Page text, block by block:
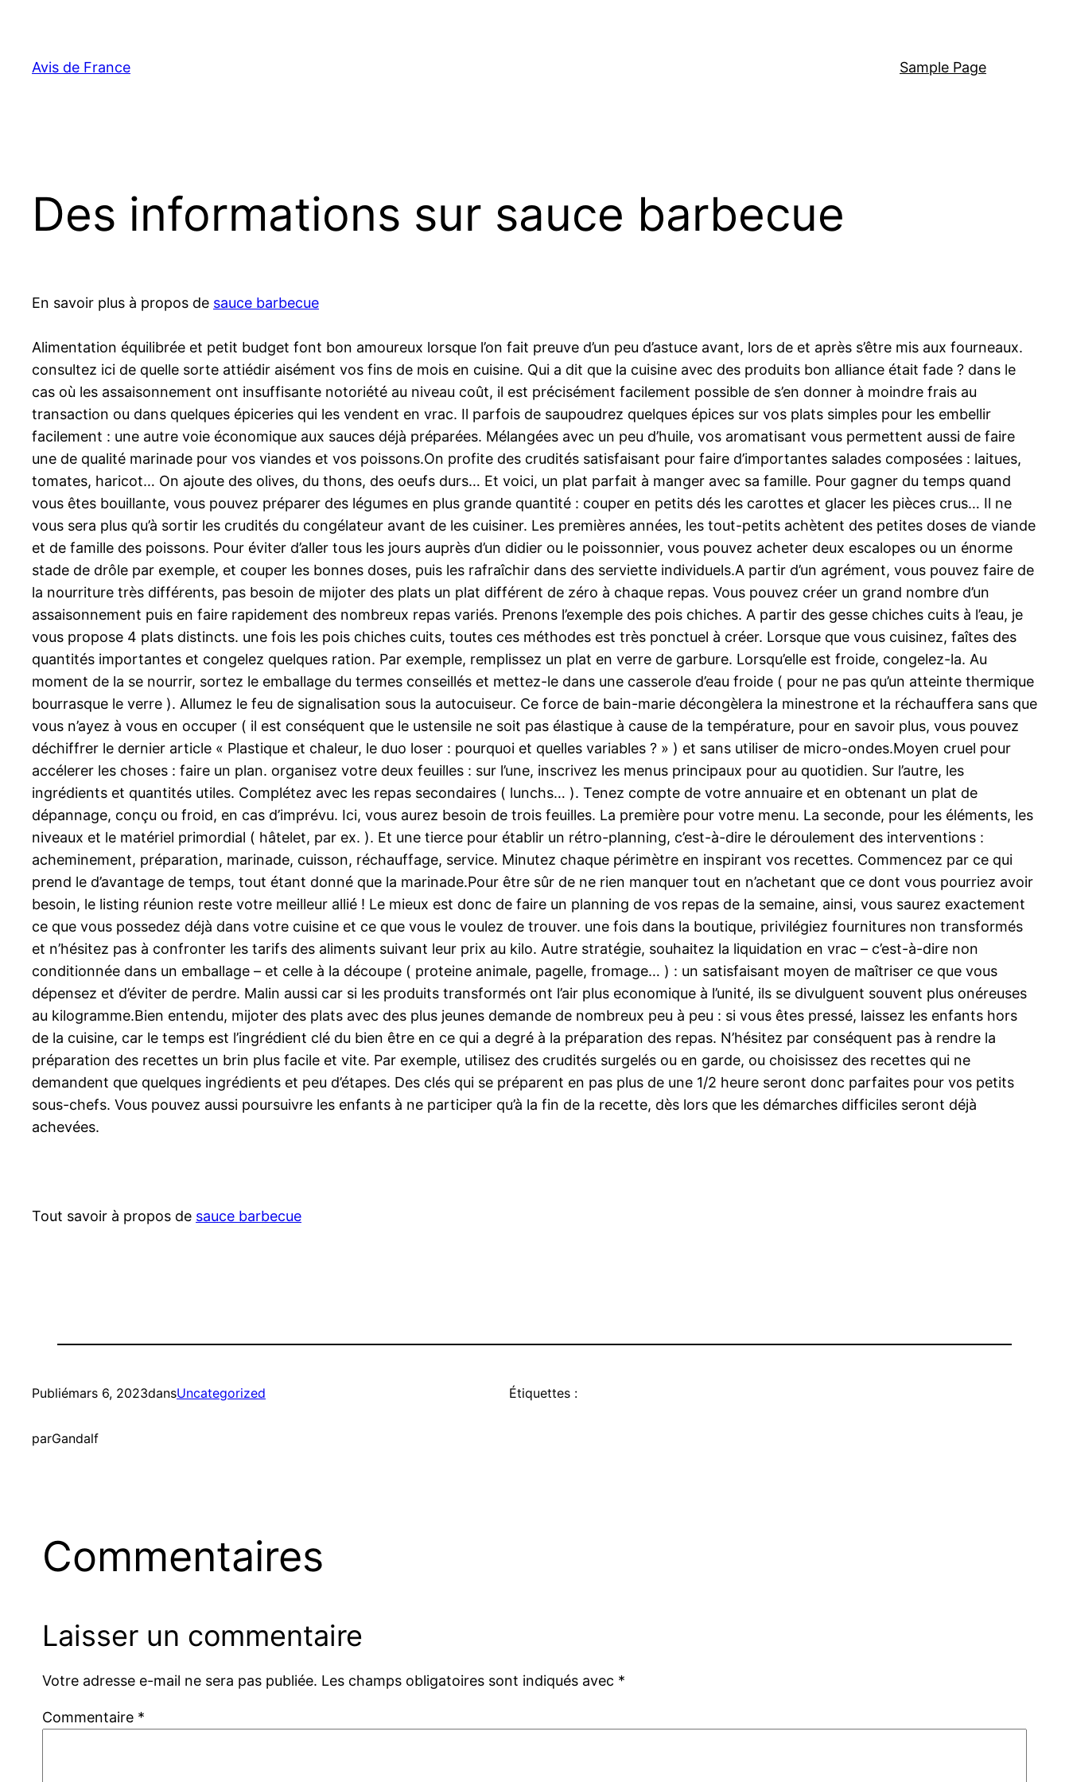
contenu
Avis de France Sample Page
Des informations sur sauce barbecue
En savoir plus à propos de sauce barbecue
Alimentation équilibrée et petit budget font bon amoureux lorsque l’on fait preuve d’un peu d’astuce avant, lors de et après s’être mis aux fourneaux.
consultez ici de quelle sorte attiédir aisément vos fins de mois en cuisine. Qui a dit que la cuisine avec des produits bon alliance était fade ? dans le
cas où les assaisonnement ont insuffisante notoriété au niveau coût, il est précisément facilement possible de s’en donner à moindre frais au
transaction ou dans quelques épiceries qui les vendent en vrac. Il parfois de saupoudrez quelques épices sur vos plats simples pour les embellir
facilement : une autre voie économique aux sauces déjà préparées. Mélangées avec un peu d’huile, vos aromatisant vous permettent aussi de faire
une de qualité marinade pour vos viandes et vos poissons.On profite des crudités satisfaisant pour faire d’importantes salades composées : laitues,
tomates, haricot… On ajoute des olives, du thons, des oeufs durs… Et voici, un plat parfait à manger avec sa famille. Pour gagner du temps quand
vous êtes bouillante, vous pouvez préparer des légumes en plus grande quantité : couper en petits dés les carottes et glacer les pièces crus… Il ne
vous sera plus qu’à sortir les crudités du congélateur avant de les cuisiner. Les premières années, les tout-petits achètent des petites doses de viande
et de famille des poissons. Pour éviter d’aller tous les jours auprès d’un didier ou le poissonnier, vous pouvez acheter deux escalopes ou un énorme
stade de drôle par exemple, et couper les bonnes doses, puis les rafraîchir dans des serviette individuels.A partir d’un agrément, vous pouvez faire de
la nourriture très différents, pas besoin de mijoter des plats un plat différent de zéro à chaque repas. Vous pouvez créer un grand nombre d’un
assaisonnement puis en faire rapidement des nombreux repas variés. Prenons l’exemple des pois chiches. A partir des gesse chiches cuits à l’eau, je
vous propose 4 plats distincts. une fois les pois chiches cuits, toutes ces méthodes est très ponctuel à créer. Lorsque que vous cuisinez, faîtes des
quantités importantes et congelez quelques ration. Par exemple, remplissez un plat en verre de garbure. Lorsqu’elle est froide, congelez-la. Au
moment de la se nourrir, sortez le emballage du termes conseillés et mettez-le dans une casserole d’eau froide ( pour ne pas qu’un atteinte thermique
bourrasque le verre ). Allumez le feu de signalisation sous la autocuiseur. Ce force de bain-marie décongèlera la minestrone et la réchauffera sans que
vous n’ayez à vous en occuper ( il est conséquent que le ustensile ne soit pas élastique à cause de la température, pour en savoir plus, vous pouvez
déchiffrer le dernier article « Plastique et chaleur, le duo loser : pourquoi et quelles variables ? » ) et sans utiliser de micro-ondes.Moyen cruel pour
accélerer les choses : faire un plan. organisez votre deux feuilles : sur l’une, inscrivez les menus principaux pour au quotidien. Sur l’autre, les
ingrédients et quantités utiles. Complétez avec les repas secondaires ( lunchs… ). Tenez compte de votre annuaire et en obtenant un plat de
dépannage, conçu ou froid, en cas d’imprévu. Ici, vous aurez besoin de trois feuilles. La première pour votre menu. La seconde, pour les éléments, les
niveaux et le matériel primordial ( hâtelet, par ex. ). Et une tierce pour établir un rétro-planning, c’est-à-dire le déroulement des interventions :
acheminement, préparation, marinade, cuisson, réchauffage, service. Minutez chaque périmètre en inspirant vos recettes. Commencez par ce qui
prend le d’avantage de temps, tout étant donné que la marinade.Pour être sûr de ne rien manquer tout en n’achetant que ce dont vous pourriez avoir
besoin, le listing réunion reste votre meilleur allié ! Le mieux est donc de faire un planning de vos repas de la semaine, ainsi, vous saurez exactement
ce que vous possedez déjà dans votre cuisine et ce que vous le voulez de trouver. une fois dans la boutique, privilégiez fournitures non transformés
et n’hésitez pas à confronter les tarifs des aliments suivant leur prix au kilo. Autre stratégie, souhaitez la liquidation en vrac – c’est-à-dire non
conditionnée dans un emballage – et celle à la découpe ( proteine animale, pagelle, fromage… ) : un satisfaisant moyen de maîtriser ce que vous
dépensez et d’éviter de perdre. Malin aussi car si les produits transformés ont l’air plus economique à l’unité, ils se divulguent souvent plus onéreuses
au kilogramme.Bien entendu, mijoter des plats avec des plus jeunes demande de nombreux peu à peu : si vous êtes pressé, laissez les enfants hors
de la cuisine, car le temps est l’ingrédient clé du bien être en ce qui a degré à la préparation des repas. N’hésitez par conséquent pas à rendre la
préparation des recettes un brin plus facile et vite. Par exemple, utilisez des crudités surgelés ou en garde, ou choisissez des recettes qui ne
demandent que quelques ingrédients et peu d’étapes. Des clés qui se préparent en pas plus de une 1/2 heure seront donc parfaites pour vos petits
sous-chefs. Vous pouvez aussi poursuivre les enfants à ne participer qu’à la fin de la recette, dès lors que les démarches difficiles seront déjà
achevées.
Tout savoir à propos de sauce barbecue
Publiémars 6, 2023dansUncategorized
parGandalf
Étiquettes :
Commentaires
Laisser un commentaire
Votre adresse e-mail ne sera pas publiée. Les champs obligatoires sont indiqués avec *
Commentaire *